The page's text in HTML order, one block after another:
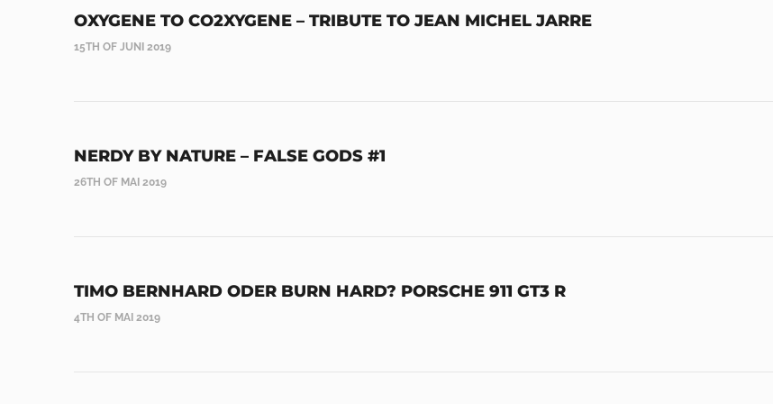
OXYGENE TO CO2XYGENE – TRIBUTE TO JEAN MICHEL JARRE
15TH OF JUNI 2019
NERDY BY NATURE – FALSE GODS #1
26TH OF MAI 2019
TIMO BERNHARD ODER BURN HARD? PORSCHE 911 GT3 R
4TH OF MAI 2019